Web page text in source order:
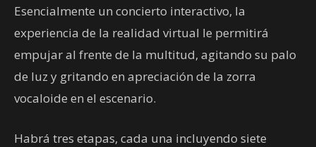
Esencialmente un concierto interactivo, la
experiencia de la realidad virtual le permitirá
empujar al frente de la multitud, agitando su palo
de luz y gritando en apreciación de la zorra
vocaloide en el escenario.
Habrá tres etapas, cada una incluyendo siete